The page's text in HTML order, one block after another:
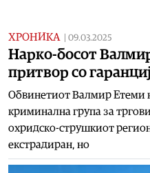
ХРОНИКА 09.03.2025
Нарко-босот
притвор со
Обвинетиот Валмир Етеми
криминална група за
охридско-струшкиот
екстрадиран, но